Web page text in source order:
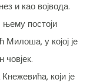
и као војвода.
постоји
у којој је
који је